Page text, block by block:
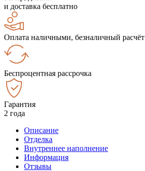
и доставка бесплатно
Оплата наличными, безналичный расчёт
Беспроцентная рассрочка
Гарантия
2 года
Описание
Отделка
Внутреннее наполнение
Информация
Отзывы